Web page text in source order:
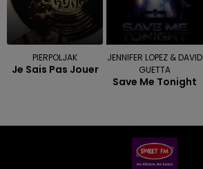
PIERPOLJAK
Je Sais Pas Jouer
JENNIFER LOPEZ & DAVID
GUETTA
Save Me Tonight